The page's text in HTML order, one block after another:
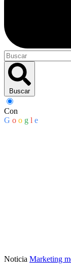
Buscar
Con
G o o g l e
Noticia Marketing